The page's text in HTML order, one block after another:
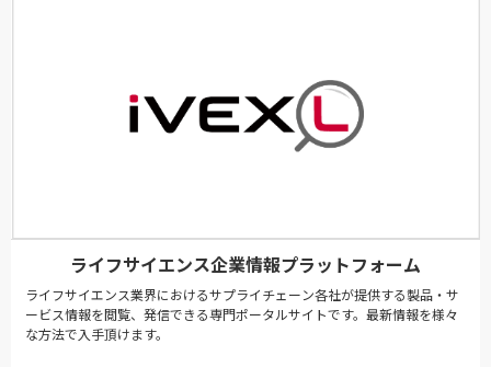
ライフサイエンス企業情報プラットフォーム
ライフサイエンス業界におけるサプライチェーン各社が提供する製品・サ
ービス情報を閲覧、発信できる専門ポータルサイトです。最新情報を様々
な方法で入手頂けます。